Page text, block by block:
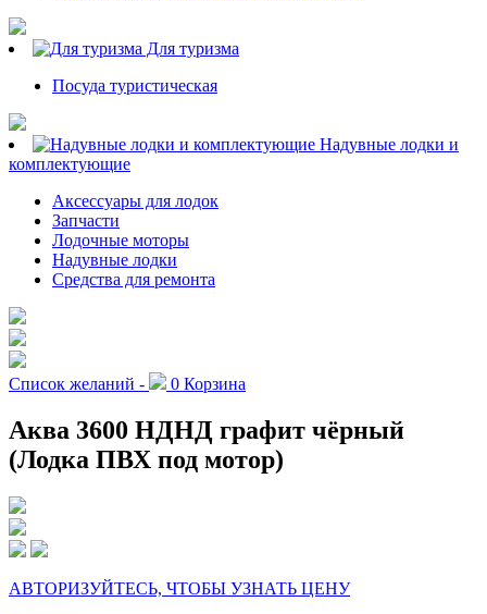
Для туризма
Посуда туристическая
Надувные лодки и
комплектующие
Аксессуары для лодок
Запчасти
Лодочные моторы
Надувные лодки
Средства для ремонта
Список желаний - 0 Корзина
Аква 3600 НДНД графит чёрный
(Лодка ПВХ под мотор)
АВТОРИЗУЙТЕСЬ, ЧТОБЫ УЗНАТЬ ЦЕНУ